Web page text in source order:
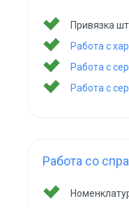
Привязка
Работа с
Работа с
Работа с
Работа со